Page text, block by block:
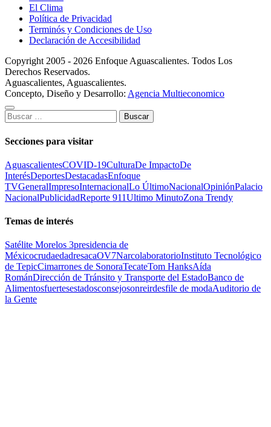
El Clima
Política de Privacidad
Terminós y Condiciones de Uso
Declaración de Accesibilidad
Copyright 2005 - 2026 Enfoque Aguascalientes. Todos Los
Derechos Reservados.
Aguascalientes, Aguascalientes.
Concepto, Diseño y Desarrollo: Agencia Multieconomico
Buscar:
Secciones para visitar
AguascalientesCOVID-19CulturaDe ImpactoDe
InterésDeportesDestacadasEnfoque
TVGeneralImpresoInternacionalLo ÚltimoNacionalOpiniónPalacio
NacionalPublicidadReporte 911Ultimo MinutoZona Trendy
Temas de interés
Satélite Morelos 3presidencia de
MéxicocrudaedadresacaOV7NarcolaboratorioInstituto Tecnológico
de TepicCimarrones de SonoraTecateTom HanksAída
RománDirección de Tránsito y Transporte del EstadoBanco de
Alimentosfuertesestadosconsejosonreirdesfile de modaAuditorio de
la Gente